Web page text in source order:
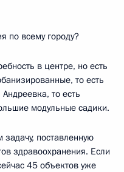
по всему городу?
в центре, но есть
то есть
то есть
модульные садики.
поставленную
здравоохранения. Если
45 объектов уже